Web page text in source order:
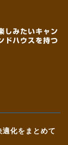
しみたいキャン
ドハウスを持つ
化をまとめて